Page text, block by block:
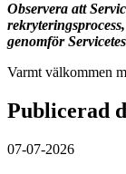
Observera att
genomför
Varmt välkommen
Publicerad
07-07-2026